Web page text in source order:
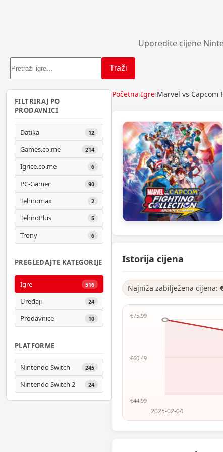
Uporedite cijene
Traži
FILTRIRAJ PO
PRODAVNICI
Datika 12
Games.co.me 214
Igrice.co.me 6
PC-Gamer 90
Tehnomax 2
TehnoPlus 5
Trony 6
PREGLEDAJTE KATEGORIJE
Igre 516
Uređaji 24
Prodavnice 10
PLATFORME
Nintendo Switch 245
Nintendo Switch 2 24
Početna›Igre›Marvel vs
Istorija cijena
Najniža zabilježena cijena:
€75.99
€60.49
€44.99
2025-02-04